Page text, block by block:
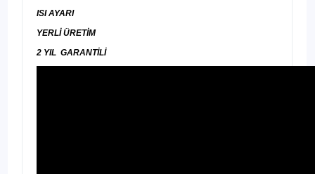
ISI AYARI
YERLİ ÜRETİM
2 YIL GARANTİLİ